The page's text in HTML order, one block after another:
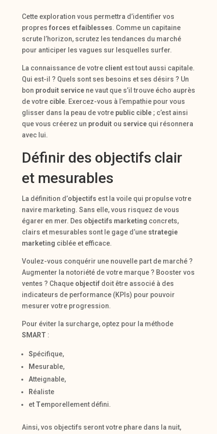
Cette exploration vous permettra d’identifier vos
propres forces etfaiblesses. Comme un capitaine
scrute l’horizon, scrutez les tendances du marché
pour anticiper les vagues sur lesquelles surfer.
La connaissance de votre clientest tout aussi capitale.
Qui est-il ? Quels sont ses besoins et ses désirs ? Un
bon produit servicene vaut que s’il trouve écho auprès
de votre cible. Exercez-vous à l’empathie pour vous
glisser dans la peau de votre public cible; c’est ainsi
que vous créerez un produitou servicequi résonnera
avec lui.
Définir des objectifs clair
et mesurables
La définition d’objectifs est la voile qui propulse votre
navire marketing. Sans elle, vous risquez de vous
égarer en mer. Des objectifs marketing concrets,
clairs et mesurables sont le gage d’une strategie
marketing ciblée et efficace.
Voulez-vous conquérir une nouvelle part de marché ?
Augmenter la notoriété de votre marque ? Booster vos
ventes ? Chaque objectifdoit être associé à des
indicateurs de performance (KPIs) pour pouvoir
mesurer votre progression.
Pour éviter la surcharge, optez pour la méthode
SMART :
Spécifique,
M esurable,
Atteignable,
Réaliste
et Temporellement défini.
Ainsi, vos objectifs seront votre phare dans la nuit,